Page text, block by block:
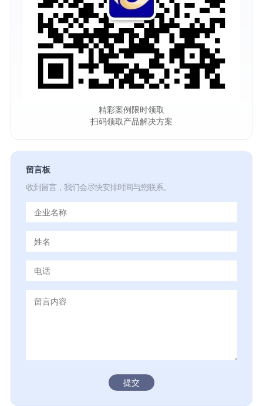
精彩案例限时领取
扫码领取产品解决方案
留言板
收到留言，我们会尽快安排时间与您联系。
提交